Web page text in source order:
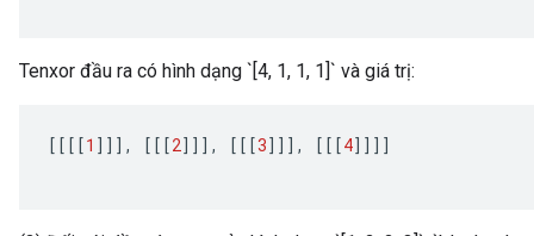
Tenxor đầu ra có hình dạng `[4, 1, 1, 1]` và giá trị:
[[[[1 ]]] , [[[2]]] , [[[3]]] , [[[4]]]]